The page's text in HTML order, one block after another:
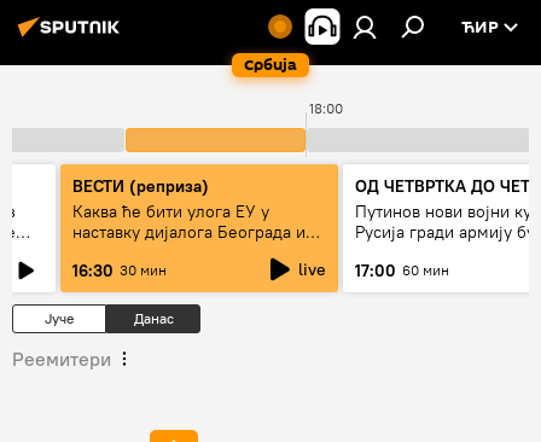
Србија
ЋИР
18:00
ВЕСТИ (реприза)
Каква ће бити улога ЕУ у
наставку дијалога Београда и
16:30 30 мин live
ОД ЧЕТВРТКА ДО
Путинов нови војни
Русија гради армију
17:00 60 мин
Јуче Данас
Реемитери